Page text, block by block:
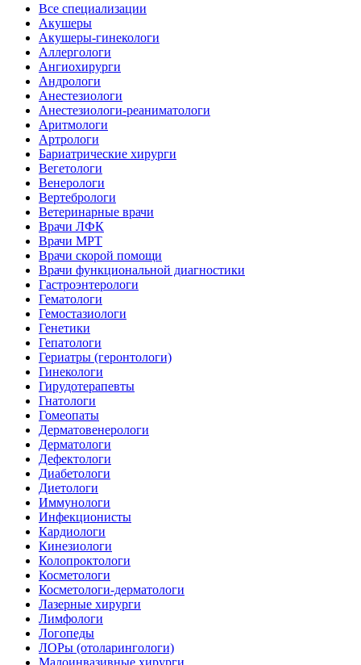
Все специализации
Акушеры
Акушеры-гинекологи
Аллергологи
Ангиохирурги
Андрологи
Анестезиологи
Анестезиологи-реаниматологи
Аритмологи
Артрологи
Бариатрические хирурги
Вегетологи
Венерологи
Вертебрологи
Ветеринарные врачи
Врачи ЛФК
Врачи МРТ
Врачи скорой помощи
Врачи функциональной диагностики
Гастроэнтерологи
Гематологи
Гемостазиологи
Генетики
Гепатологи
Гериатры (геронтологи)
Гинекологи
Гирудотерапевты
Гнатологи
Гомеопаты
Дерматовенерологи
Дерматологи
Дефектологи
Диабетологи
Диетологи
Иммунологи
Инфекционисты
Кардиологи
Кинезиологи
Колопроктологи
Косметологи
Косметологи-дерматологи
Лазерные хирурги
Лимфологи
Логопеды
ЛОРы (отоларингологи)
Малоинвазивные хирурги